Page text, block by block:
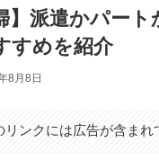
】派遣かパー
すめを紹介
8月8日
リンクには広告が含まれ